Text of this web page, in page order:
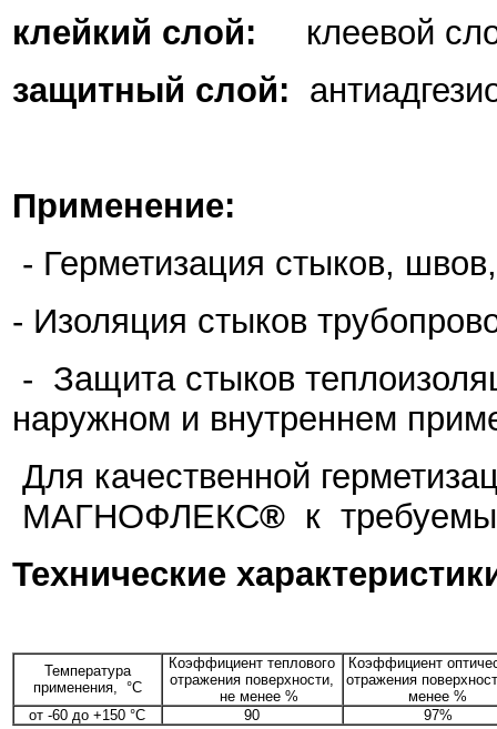
клейкий слой: клеевой
защитный слой:
Применение:
- Герметизация стыков,
- Изоляция стыков
- Защита стыков
наружном и внутреннем
Для качественной
МАГНОФЛЕКС® к
Технические
Температура
применения, °С
Коэффициент теплового
отражения поверхности,
не менее %
Коэффициент
отражения
менее %
от -60 до +150 °С
90 97%